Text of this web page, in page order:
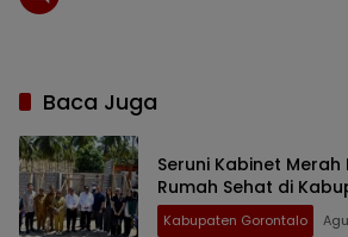
Baca Juga
Seruni Kabinet Merah
Rumah Sehat di
Kabupaten Gorontalo